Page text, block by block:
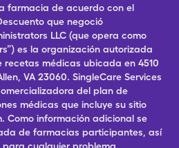
farmacia de acuerdo con el
que negoció
LLC (que opera como
es la organización autorizada
médicas ubicada en 4510
VA 23060. SingleCare Services
del plan de
médicas que incluye su sitio
Como información adicional se
de farmacias participantes, así